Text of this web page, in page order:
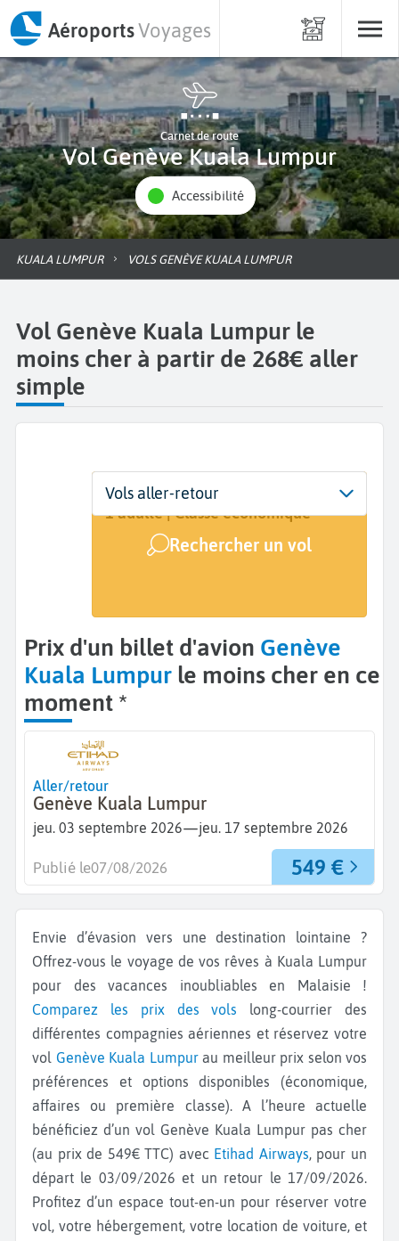
AéroportsVoyages
Carnet de route
Vol Genève Kuala Lumpur
Accessibilité
KUALA LUMPUR VOLS GENÈVE KUALA LUMPUR
Vol Genève Kuala Lumpur le
moins cher à partir de 268€ aller
simple
Départ
Genève (GVA)
Dates
Dates de votre voyage
Voyageurs | Classe
1 adulte | Classe économique
Rechercher un vol
Vols aller-retour
Prix d'un billet d'avion Genève
Kuala Lumpur le moins cher en ce
moment *
Aller/retour
Genève Kuala Lumpur
jeu. 03 septembre 2026—jeu. 17 septembre 2026
549 €
Publié le07/08/2026
Envie d’évasion vers une destination lointaine ?
Offrez-vous le voyage de vos rêves à Kuala Lumpur
pour des vacances inoubliables en Malaisie !
Comparez les prix des vols long-courrier des
différentes compagnies aériennes et réservez votre
vol Genève Kuala Lumpurau meilleur prix selon vos
préférences et options disponibles (économique,
affaires ou première classe). A l’heure actuelle
bénéficiez d’un vol Genève Kuala Lumpur pas cher
(au prix de 549€ TTC) avec Etihad Airways, pour un
départ le 03/09/2026 et un retour le 17/09/2026.
Profitez d’un espace tout-en-un pour réserver votre
vol, votre hébergement, votre location de voiture, et